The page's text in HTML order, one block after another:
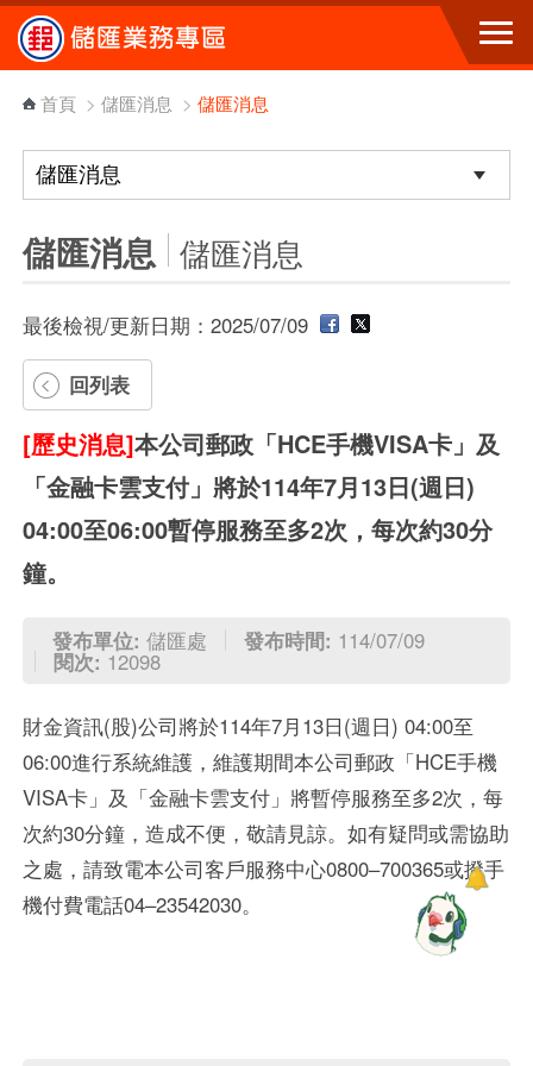
跳到主要內容區塊
首頁 > 儲匯消息 > 儲匯消息
儲匯消息 儲匯消息
最後檢視/更新日期：2025/07/09
回列表
[歷史消息]本公司郵政「HCE手機VISA卡」及
「金融卡雲支付」將於114年7月13日(週日)
04:00至06:00暫停服務至多2次，每次約30分
鐘。
發布單位: 儲匯處 發布時間: 114/07/09
閱次: 12098
財金資訊(股)公司將於114年7月13日(週日) 04:00至
06:00進行系統維護，維護期間本公司郵政「HCE手機
VISA卡」及「金融卡雲支付」將暫停服務至多2次，每
次約30分鐘，造成不便，敬請見諒。如有疑問或需協助
之處，請致電本公司客戶服務中心0800–700365或撥手
機付費電話04–23542030。